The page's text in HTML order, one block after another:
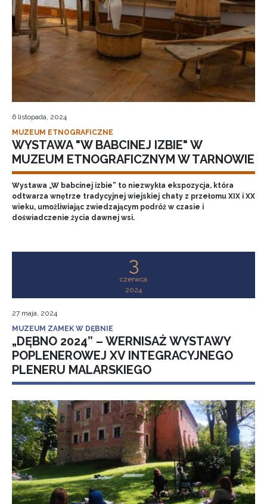
6 listopada, 2024
MUZEUM ETNOGRAFICZNE
WYSTAWA "W BABCINEJ IZBIE" W
MUZEUM ETNOGRAFICZNYM W TARNOWIE
Wystawa „W babcinej izbie” to niezwykła ekspozycja, która
odtwarza wnętrze tradycyjnej wiejskiej chaty z przełomu XIX i XX
wieku, umożliwiając zwiedzającym podróż w czasie i
doświadczenie życia dawnej wsi.
3
czerwca
2024
27 maja, 2024
MUZEUM ZAMEK W DĘBNIE
„DĘBNO 2024” – WERNISAŻ WYSTAWY
POPLENEROWEJ XV INTEGRACYJNEGO
PLENERU MALARSKIEGO